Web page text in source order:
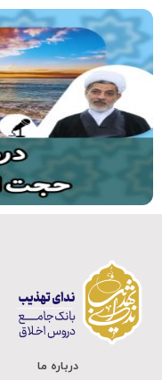
سلسله دروس اخلاق
درباره ما